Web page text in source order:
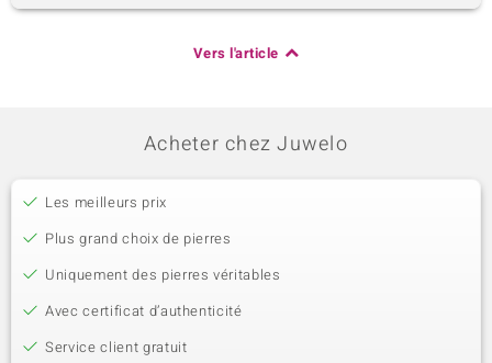
Vers l'article
Acheter chez Juwelo
Les meilleurs prix
Plus grand choix de pierres
Uniquement des pierres véritables
Avec certificat d’authenticité
Service client gratuit